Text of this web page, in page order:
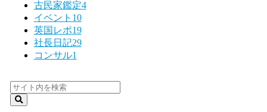
古民家鑑定4
イベント 10
英国レポ19
社長日記29
コンサル1